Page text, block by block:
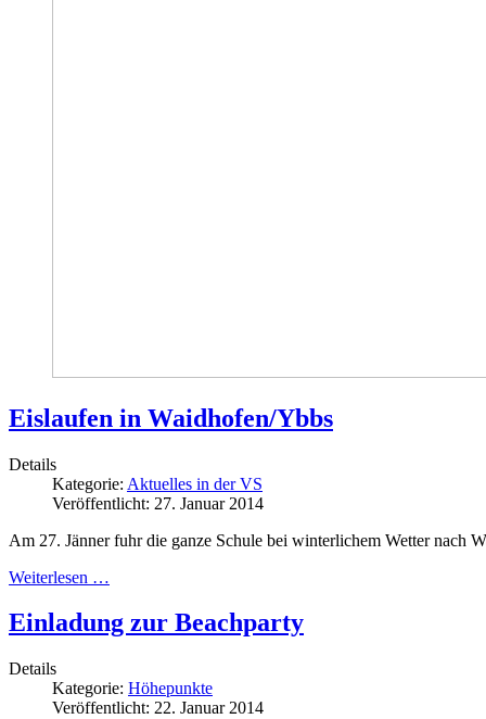
Eislaufen in Waidhofen/Ybbs
Details
Kategorie: Aktuelles in der VS
Veröffentlicht: 27. Januar 2014
Am 27. Jänner fuhr die ganze Schule bei winterlichem Wetter nach
Weiterlesen …
Einladung zur Beachparty
Details
Kategorie: Höhepunkte
Veröffentlicht: 22. Januar 2014